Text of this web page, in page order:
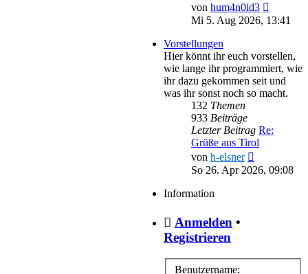
von hum4n0id3
Beitrag
Mi 5. Aug 2026, 13:41
Vorstellungen
Hier könnt ihr euch vorstellen,
wie lange ihr programmiert, wie
ihr dazu gekommen seit und
was ihr sonst noch so macht.
132 Themen
933 Beiträge
Letzter Beitrag Re:
Grüße aus Tirol
von h-elsner
Beitrag
So 26. Apr 2026, 09:08
Information
Anmelden •
Registrieren
Benutzername: